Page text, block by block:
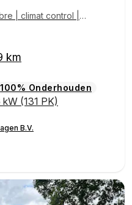
| climat control | d
km
100% Onderhouden
(131 PK)
B.V.